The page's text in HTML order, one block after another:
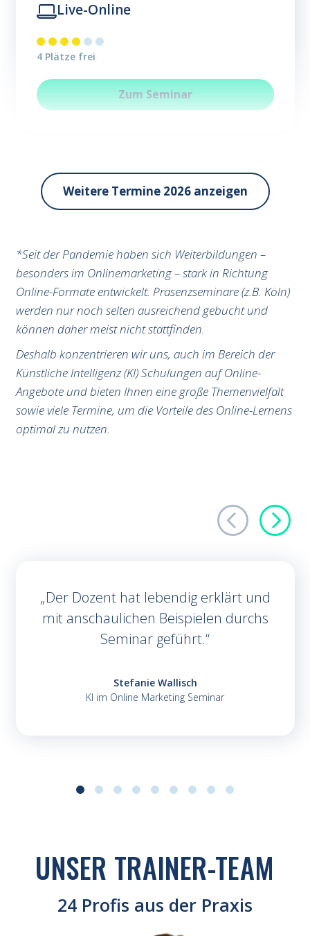
Live-Online
4 Plätze frei
ZumBilder und Videos mit KI
Seminar
Weitere Termine 2026 anzeigen
*Seit der Pandemie haben sich Weiterbildungen –
besonders im Onlinemarketing – stark in Richtung
Online-Formate entwickelt. Präsenzseminare (z.B. Köln)
werden nur noch selten ausreichend gebucht und
können daher meist nicht stattfinden.
Deshalb konzentrieren wir uns, auch im Bereich der
Künstliche Intelligenz (KI) Schulungen auf Online-
Angebote und bieten Ihnen eine große Themenvielfalt
sowie viele Termine, um die Vorteile des Online-Lernens
optimal zu nutzen.
Der Dozent hat lebendig erklärt und
mit anschaulichen Beispielen durchs
Seminar geführt.
Stefanie Wallisch
KI im Online Marketing Seminar
UNSER TRAINER-TEAM
24 Profis aus der Praxis